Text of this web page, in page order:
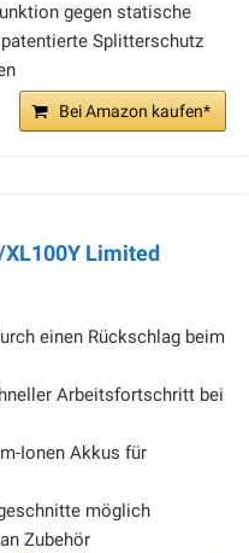
gegen statische
Splitterschutz
Bei Amazon kaufen*
Limited
einen Rückschlag beim
Arbeitsfortschritt bei
Ionen Akkus für
möglich
Zubehör